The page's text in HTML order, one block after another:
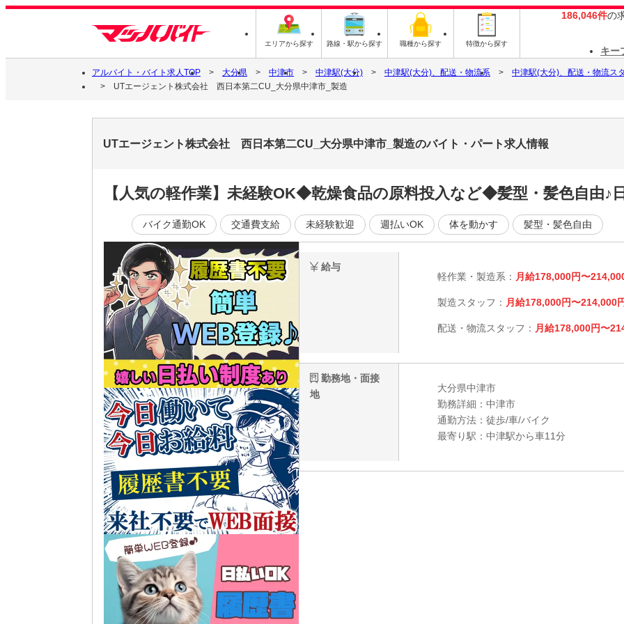
エリアから探す 路線・駅から探す 職種から探す 特徴から探す
186,046件の
キー
アルバイト・バイト求人TOP 大分県 中津市 中津駅(大分) 中津駅(大分)、配送・物流系
中津駅(大分)、配送・物流ス
UTエージェント株式会社 西日本第二CU_大分県中津市_製造
UTエージェント株式会社 西日本第二CU_大分県中津市_製造のバイト・パート求人情報
【人気の軽作業】未経験OK◆乾燥食品の原料投入など◆髪型・髪色自由♪
バイク通勤OK 交通費支給 未経験歓迎 週払いOK 体を動かす 髪型・髪色自由
給与
軽作業・製造系： 月給178,000円〜
製造スタッフ： 月給178,000円〜214,000
配送・物流スタッフ： 月給178,000円〜
勤務地・面接
地
大分県中津市
勤務詳細：中津市
通勤方法：徒歩/車/バイク
最寄り駅：中津駅から車11分